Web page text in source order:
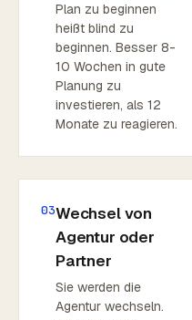
Plan zu beginnen
heißt blind zu
beginnen. Besser 8-
10 Wochen in gute
Planung zu
investieren, als 12
Monate zu reagieren.
03Wechsel von
Agentur oder
Partner
Sie werden die
Agentur wechseln.